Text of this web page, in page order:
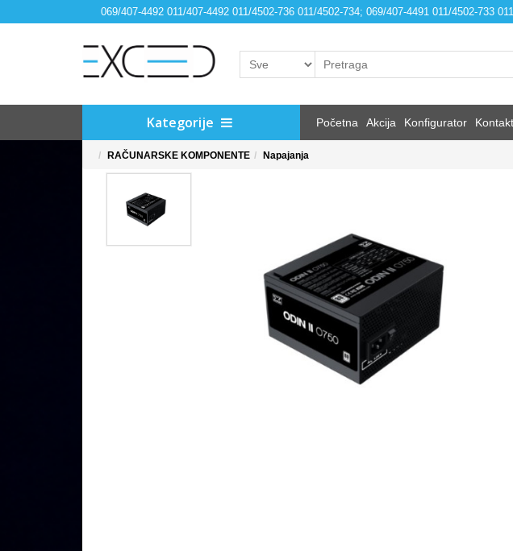
069/407-4492 011/407-4492 011/4502-736 011/4502-734; 069/407-4491 011/4502-733
Kategorije Početna Akcija Konfigurator Kontakt
RAČUNARSKE KOMPONENTE Napajanja